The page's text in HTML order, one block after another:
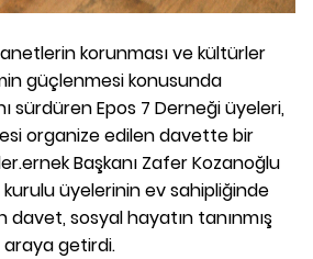
korunması ve kültürler
güçlenmesi konusunda
sürdüren Epos 7 Derneği üyeleri,
organize edilen davette bir
Başkanı Zafer Kozanoğlu
üyelerinin ev sahipliğinde
davet, sosyal hayatın tanınmış
araya getirdi.